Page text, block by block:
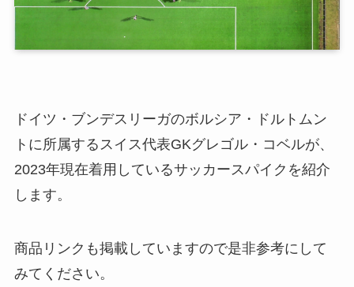
ドイツ・ブンデスリーガのボルシア・ドルトムン
トに所属するスイス代表GKグレゴル・コベルが、
2023年現在着用しているサッカースパイクを紹介
します。
商品リンクも掲載していますので是非参考にして
みてください。